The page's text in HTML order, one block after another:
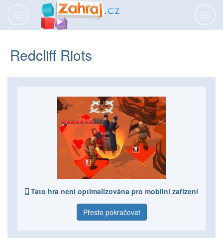
Redcliff Riots
Tato hra není optimalizována pro mobilní zařízení
Přesto pokračovat